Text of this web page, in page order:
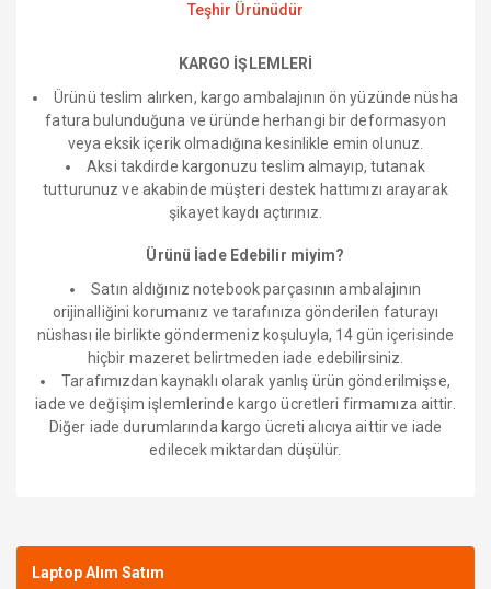
Teşhir Ürünüdür
KARGO İŞLEMLERİ
Ürünü teslim alırken, kargo ambalajının ön yüzünde nüsha
fatura bulunduğuna ve üründe herhangi bir deformasyon
veya eksik içerik olmadığına kesinlikle emin olunuz.
Aksi takdirde kargonuzu teslim almayıp, tutanak
tutturunuz ve akabinde müşteri destek hattımızı arayarak
şikayet kaydı açtırınız.
Ürünü İade Edebilir miyim?
Satın aldığınız notebook parçasının ambalajının
orijinalliğini korumanız ve tarafınıza gönderilen faturayı
nüshası ile birlikte göndermeniz koşuluyla, 14 gün içerisinde
hiçbir mazeret belirtmeden iade edebilirsiniz.
Tarafımızdan kaynaklı olarak yanlış ürün gönderilmişse,
iade ve değişim işlemlerinde kargo ücretleri firmamıza aittir.
Diğer iade durumlarında kargo ücreti alıcıya aittir ve iade
edilecek miktardan düşülür.
Laptop Alım Satım